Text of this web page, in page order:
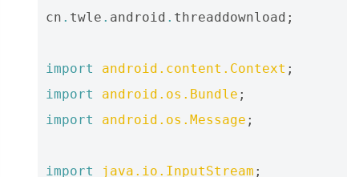
cn . twle . android . threaddownload ;
import android.content.Context ;
import
android.os.Bundle ;
import
android.os.Message ;
import java.io.InputStream ;